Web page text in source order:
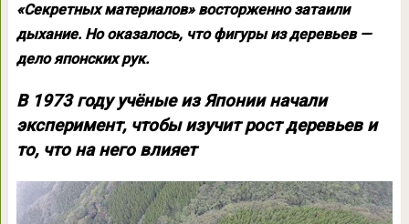
«Секретных материалов» восторженно затаили
дыхание. Но оказалось, что фигуры из деревьев —
дело японских рук.
В 1973 году учёные из Японии начали
эксперимент, чтобы изучит рост деревьев и
то, что на него влияет